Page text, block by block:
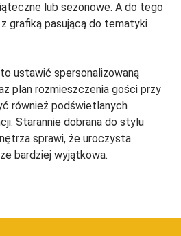
lub sezonowe. A do tego
grafiką pasującą do tematyki
ustawić spersonalizowaną
plan rozmieszczenia gości przy
również podświetlanych
Starannie dobrana do stylu
sprawi, że uroczysta
bardziej wyjątkowa.